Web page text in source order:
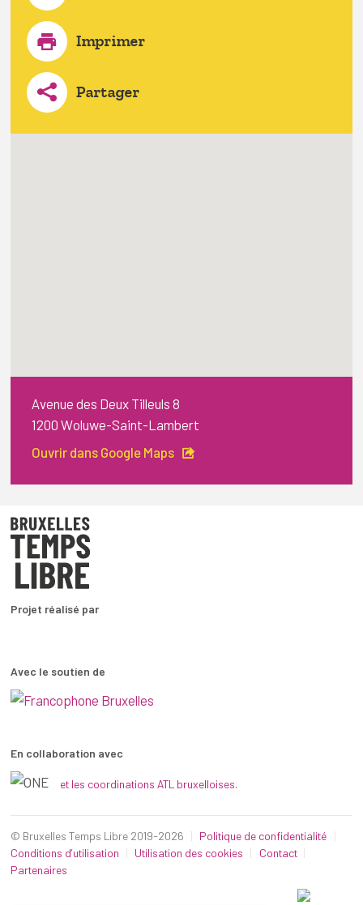
Imprimer
Partager
Avenue des Deux Tilleuls 8
1200 Woluwe-Saint-Lambert
Ouvrir dans Google Maps
Projet réalisé par
Avec le soutien de
En collaboration avec
et les coordinations ATL bruxelloises.
© Bruxelles Temps Libre 2019-2026
Politique de confidentialité
Conditions d’utilisation
Utilisation des cookies
Contact
Partenaires